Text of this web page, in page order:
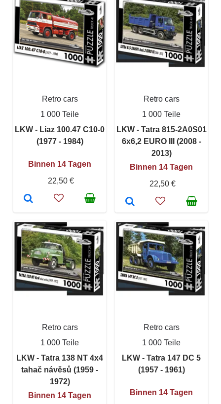
Retro cars
1 000 Teile
LKW - Liaz 100.47 C10-0
(1977 - 1984)
Binnen 14 Tagen
22,50 €
Retro cars
1 000 Teile
LKW - Tatra 815-2A0S01
6x6,2 EURO III (2008 -
2013)
Binnen 14 Tagen
22,50 €
Retro cars
1 000 Teile
LKW - Tatra 138 NT 4x4
tahač návěsů (1959 -
1972)
Binnen 14 Tagen
Retro cars
1 000 Teile
LKW - Tatra 147 DC 5
(1957 - 1961)
Binnen 14 Tagen